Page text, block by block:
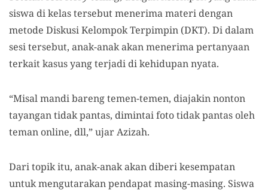
siswa di kelas tersebut menerima materi dengan
metode Diskusi Kelompok Terpimpin (DKT). Di dalam
sesi tersebut, anak-anak akan menerima pertanyaan
terkait kasus yang terjadi di kehidupan nyata.
“Misal mandi bareng temen-temen, diajakin nonton
tayangan tidak pantas, dimintai foto tidak pantas oleh
teman online, dll,” ujar Azizah.
Dari topik itu, anak-anak akan diberi kesempatan
untuk mengutarakan pendapat masing-masing. Siswa